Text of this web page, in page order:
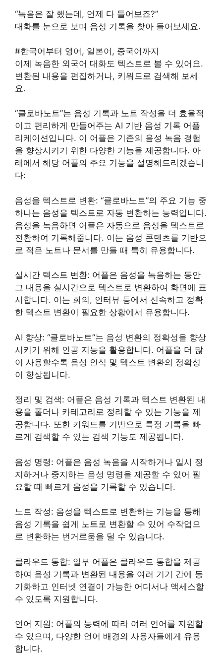
“녹음은 잘 했는데, 언제 다 들어보죠?”
대화를 눈으로 보며 음성 기록을 찾아 들어보세요.
#한국어부터 영어, 일본어, 중국어까지
이제 녹음한 외국어 대화도 텍스트로 볼 수 있어요.
변환된 내용을 편집하거나, 키워드로 검색해 보세
요.
“클로바노트”는 음성 기록과 노트 작성을 더 효율적
이고 편리하게 만들어주는 AI 기반 음성 기록 어플
리케이션입니다. 이 어플은 기존의 음성 녹음 경험
을 향상시키기 위한 다양한 기능을 제공합니다. 아
래에서 해당 어플의 주요 기능을 설명해드리겠습니
다:
음성을 텍스트로 변환: “클로바노트”의 주요 기능 중
하나는 음성을 텍스트로 자동 변환하는 능력입니다.
음성을 녹음하면 어플은 자동으로 음성을 텍스트로
전환하여 기록해줍니다. 이는 음성 콘텐츠를 기반으
로 적은 노트나 문서를 만들 때 특히 유용합니다.
실시간 텍스트 변환: 어플은 음성을 녹음하는 동안
그 내용을 실시간으로 텍스트로 변환하여 화면에 표
시합니다. 이는 회의, 인터뷰 등에서 신속하고 정확
한 텍스트 변환이 필요한 상황에서 유용합니다.
AI 향상: “클로바노트”는 음성 변환의 정확성을 향상
시키기 위해 인공 지능을 활용합니다. 어플을 더 많
이 사용할수록 음성 인식 및 텍스트 변환의 정확성
이 향상됩니다.
정리 및 검색: 어플은 음성 기록과 텍스트 변환된 내
용을 폴더나 카테고리로 정리할 수 있는 기능을 제
공합니다. 또한 키워드를 기반으로 특정 기록을 빠
르게 검색할 수 있는 검색 기능도 제공됩니다.
음성 명령: 어플은 음성 녹음을 시작하거나 일시 정
지하거나 중지하는 음성 명령을 제공할 수 있어 필
요할 때 빠르게 음성을 기록할 수 있습니다.
노트 작성: 음성을 텍스트로 변환하는 기능을 통해
음성 기록을 쉽게 노트로 변환할 수 있어 수작업으
로 변환하는 번거로움을 덜 수 있습니다.
클라우드 통합: 일부 어플은 클라우드 통합을 제공
하여 음성 기록과 변환된 내용을 여러 기기 간에 동
기화하고 인터넷 연결이 가능한 어디서나 액세스할
수 있도록 지원합니다.
언어 지원: 어플의 능력에 따라 여러 언어를 지원할
수 있으며, 다양한 언어 배경의 사용자들에게 유용
합니다.